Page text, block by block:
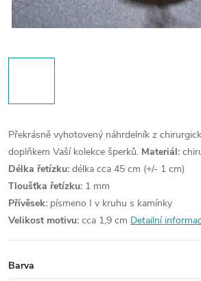
Překrásně vyhotovený náhrdelník z
doplňkem Vaší kolekce šperků. Materiál:
Délka řetízku: délka cca 45 cm (+/- 1 cm)
Tloušťka řetízku: 1 mm
Přívěsek: písmeno I v kruhu s kamínky
Velikost motivu: cca 1,9 cm Detailní
Barva